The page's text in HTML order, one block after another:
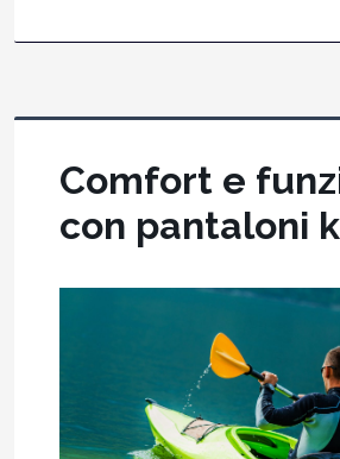
Comfort e
con pantaloni